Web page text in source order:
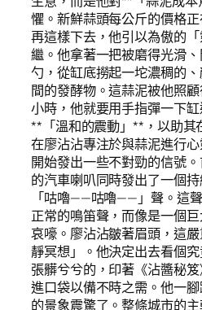
懼。新鮮蒜頭每公斤的價格
再這樣下去，他引以為傲的
繼。他拿著一把被磨得光滑
勺，從缸底撈起一坨濃稠的
間的發酵物。這蒜泥被他照
小時，他就要用手指彈一下
**「溫和的震動」**，以助其
在廖沾沾專注於與蒜泥進行
開始發出一些不對勁的信號
的汽車喇叭同時發出了一個
「咕嚕——咕嚕——」聲。這
正常的鳴笛聲，而像是一個
哀嚎。廖沾沾皺著眉頭，這
靜冥想」。他決定出去看個
張髒兮兮的，印著《沾醬秘
進口袋以備不時之需。他一
的景象震驚了。整條城市的